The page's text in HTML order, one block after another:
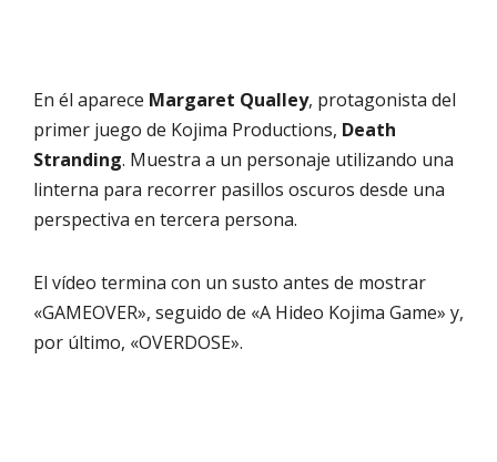
En él aparece Margaret Qualley, protagonista del
primer juego de Kojima Productions, Death
Stranding. Muestra a un personaje utilizando una
linterna para recorrer pasillos oscuros desde una
perspectiva en tercera persona.
El vídeo termina con un susto antes de mostrar
«GAMEOVER», seguido de «A Hideo Kojima Game» y,
por último, «OVERDOSE».